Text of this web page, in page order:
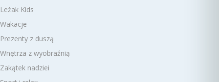
Leżak Kids
Wakacje
Prezenty z duszą
Wnętrza z wyobraźnią
Zakątek nadziei